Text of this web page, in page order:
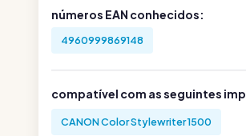
números EAN conhecidos:
4960999869148
compatível com as seguintes
CANON Color Stylewriter 1500